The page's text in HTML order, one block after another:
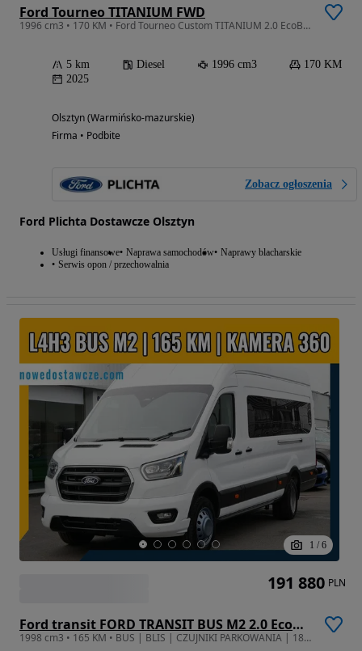
Ford Tourneo TITANIUM FWD
1996 cm3 • 170 KM • Ford Tourneo Custom TITANIUM 2.0 EcoBlue 170KM A8 FWD L2
5 km Diesel 1996 cm3
170 KM
2025
Olsztyn (Warmińsko-mazurskie)
Firma • Podbite
Zobacz ogłoszenia
Ford Plichta Dostawcze Olsztyn
Usługi finansowe Naprawa samochodów Naprawy blacharskie
Serwis opon / przechowalnia
1 / 6
Ford transit FORD TRANSIT BUS M2 2.0 EcoBlue 165KM HDT6 M6 RWD LIMITED BUS M2 460 L4
1998 cm3 • 165 KM • BUS | BLIS | CZUJNIKI PARKOWANIA | 18 MIEJSC
191 880 PLN